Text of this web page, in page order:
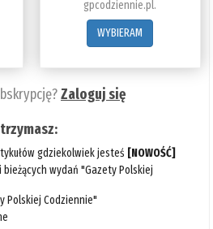
gpcodziennie.pl.
WYBIERAM
Zaloguj się
gdziekolwiek jesteś [NOWOŚĆ]
wydań "Gazety Polskiej
Polskiej Codziennie"